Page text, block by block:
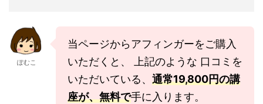
ぽむこ
当ページからアフィンガーをご購入
いただくと、 上記のような 口コミを
いただいている、 通常19,800円の講
座が、無料で手に入ります。